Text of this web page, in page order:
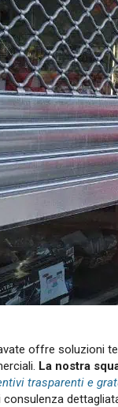
offre soluzioni
. La nostra
trasparenti e